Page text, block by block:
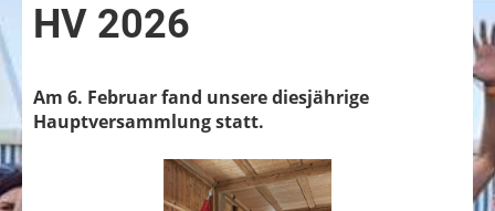
HV 2026
Am 6. Februar fand unsere diesjährige
Hauptversammlung statt.